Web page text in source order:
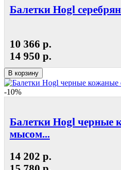
Балетки Hogl
10 366 р.
14 950 р.
В корзину
-10%
Балетки Hogl черные
мысом...
14 202 р.